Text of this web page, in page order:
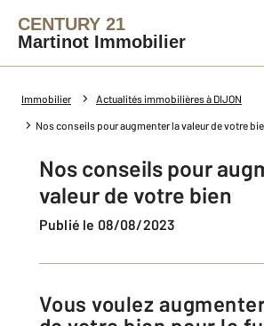
CENTURY 21
Martinot Immobilier
Immobilier Actualités immobilières à DIJON
Nos conseils pour augmenter la valeur de votre
Nos conseils pour
valeur de votre bien
Publié le 08/08/2023
Vous voulez augmenter la valeur